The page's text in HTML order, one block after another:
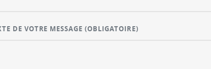
DE VOTRE MESSAGE(OBLIGATOIRE)